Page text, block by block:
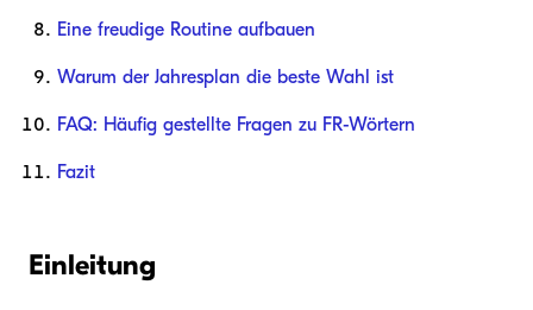
Eine freudige Routine aufbauen
Warum der Jahresplan die beste Wahl ist
FAQ: Häufig gestellte Fragen zu FR-Wörtern
Fazit
Einleitung